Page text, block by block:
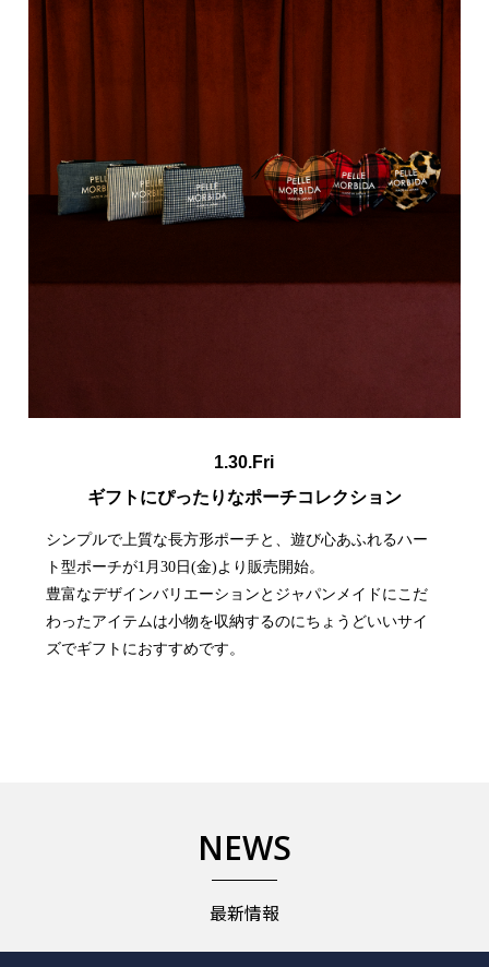
1.30.Fri
ギフトにぴったりなポーチコレクション
シンプルで上質な長方形ポーチと、遊び心あふれるハー
ト型ポーチが1月30日(金)より販売開始。
豊富なデザインバリエーションとジャパンメイドにこだ
わったアイテムは小物を収納するのにちょうどいいサイ
ズでギフトにおすすめです。
NEWS
最新情報